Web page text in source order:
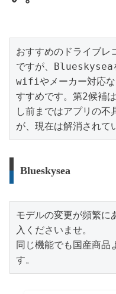
おすすめのドライブレ
ですが、Blueskysea
wifiやメーカー対応な
すすめです。第2候補
し前まではアプリの不
が、現在は解消されて
Blueskysea
モデルの変更が頻繁に
入くださいませ。
同じ機能でも国産商品
す。